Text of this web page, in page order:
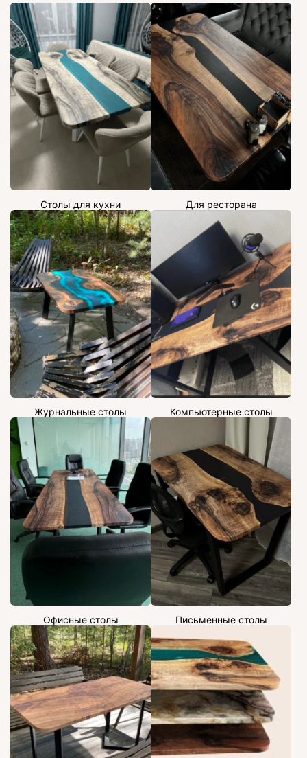
Столы для кухни Для ресторана
Журнальные столы Компьютерные столы
Офисные столы Письменные столы